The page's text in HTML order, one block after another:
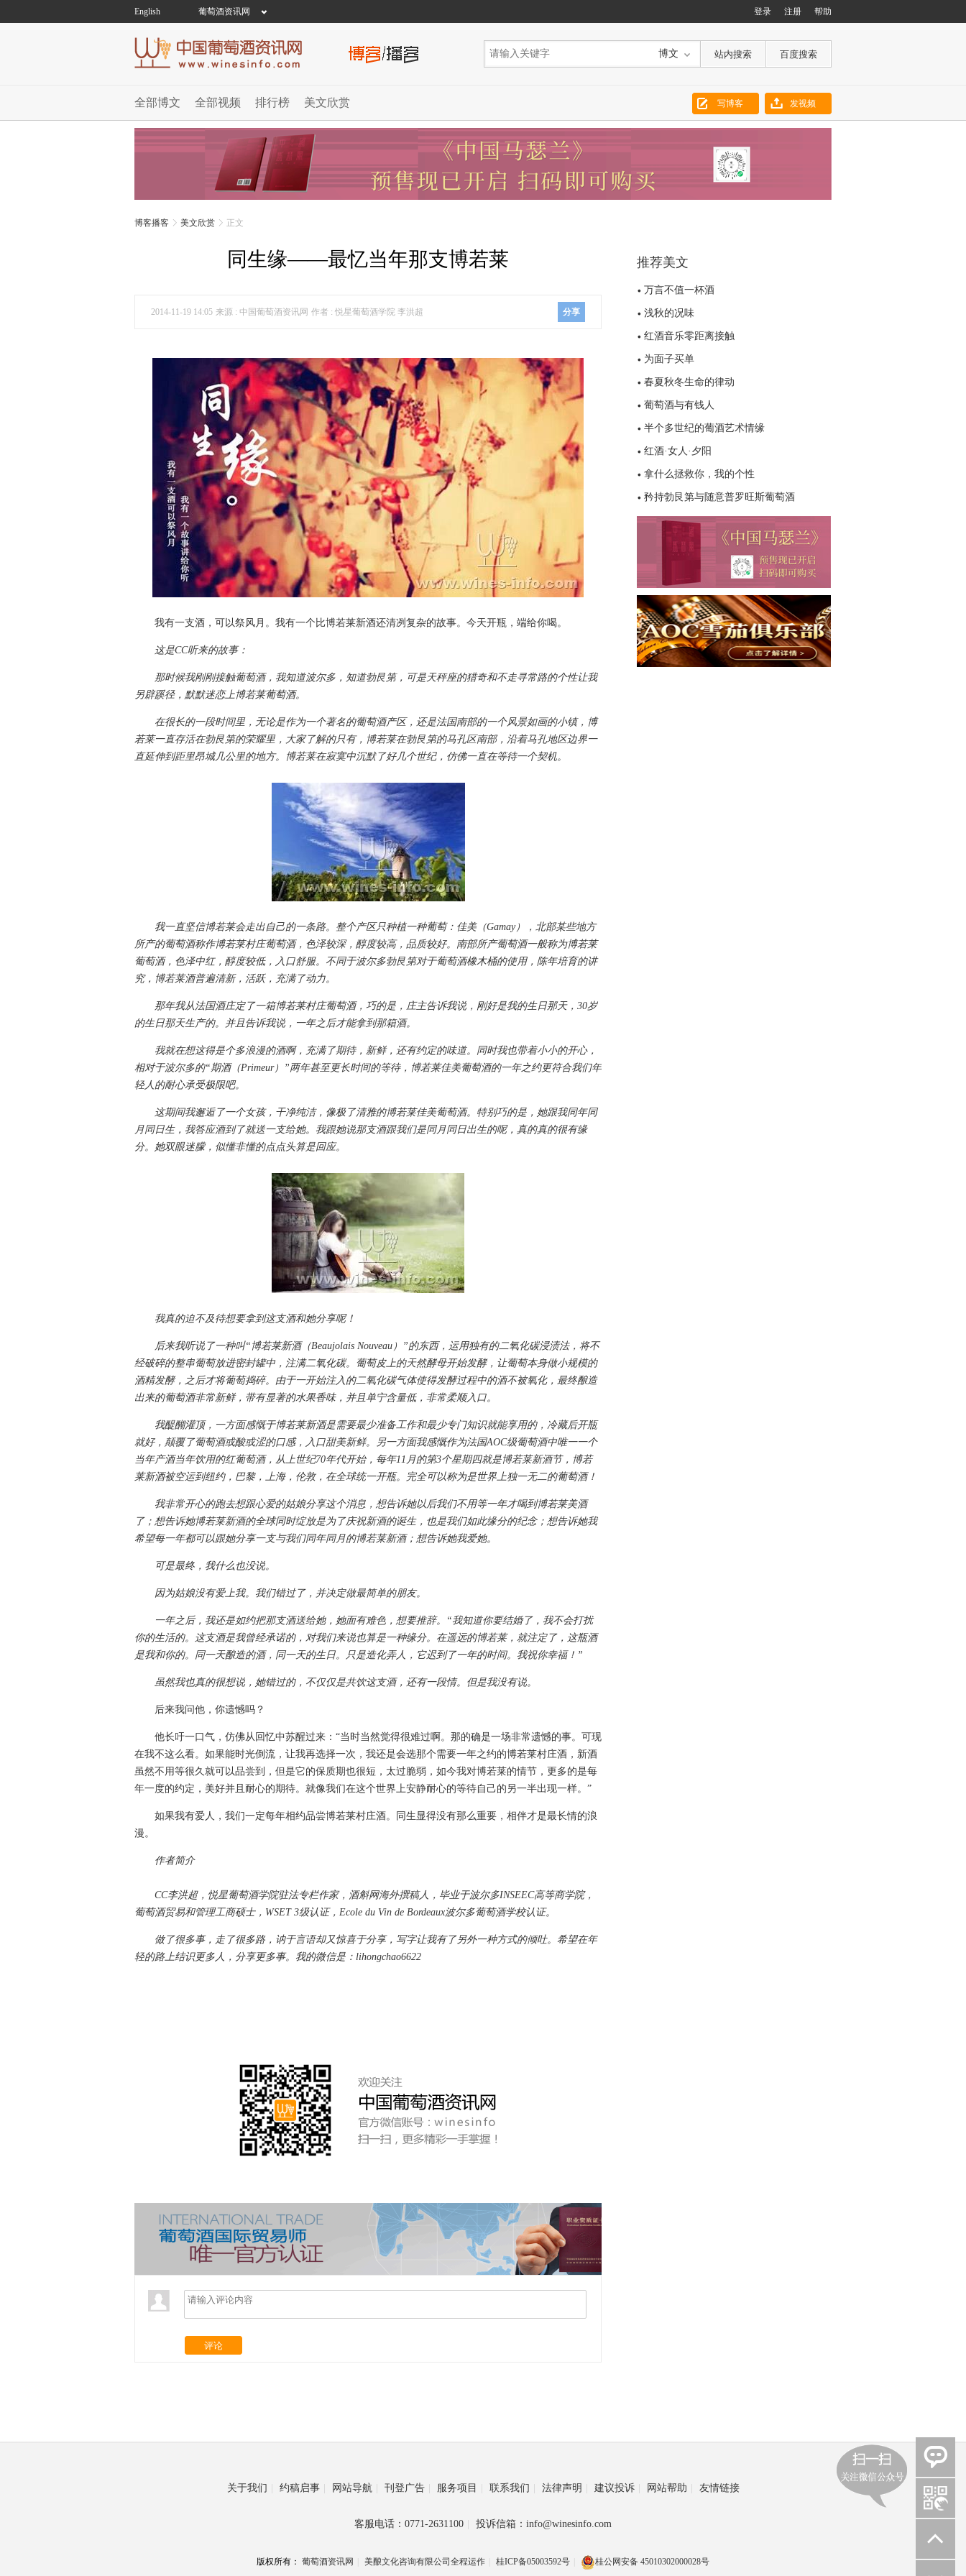
English 葡萄酒资讯网 帮助
注册
登录
博文
全部博文 全部视频 排行榜 美文欣赏 发视频
写博客
博客播客 美文欣赏 正文
同生缘——最忆当年那支博若莱
2014-11-19 14:05 来源 : 中国葡萄酒资讯网 作者 : 悦星葡萄酒学院 李洪超 分享
我有一支酒，可以祭风月。我有一个比博若莱新酒还清冽复杂的故事。今天开瓶，端给你喝。
这是CC听来的故事：
那时候我刚刚接触葡萄酒，我知道波尔多，知道勃艮第，可是天秤座的猎奇和不走寻常路的个性让我
另辟蹊径，默默迷恋上博若莱葡萄酒。
在很长的一段时间里，无论是作为一个著名的葡萄酒产区，还是法国南部的一个风景如画的小镇，博
若莱一直存活在勃艮第的荣耀里，大家了解的只有，博若莱在勃艮第的马孔区南部，沿着马孔地区边界一
直延伸到距里昂城几公里的地方。博若莱在寂寞中沉默了好几个世纪，仿佛一直在等待一个契机。
我一直坚信博若莱会走出自己的一条路。整个产区只种植一种葡萄：佳美（Gamay），北部某些地方
所产的葡萄酒称作博若莱村庄葡萄酒，色泽较深，醇度较高，品质较好。南部所产葡萄酒一般称为博若莱
葡萄酒，色泽中红，醇度较低，入口舒服。不同于波尔多勃艮第对于葡萄酒橡木桶的使用，陈年培育的讲
究，博若莱酒普遍清新，活跃，充满了动力。
那年我从法国酒庄定了一箱博若莱村庄葡萄酒，巧的是，庄主告诉我说，刚好是我的生日那天，30岁
的生日那天生产的。并且告诉我说，一年之后才能拿到那箱酒。
我就在想这得是个多浪漫的酒啊，充满了期待，新鲜，还有约定的味道。同时我也带着小小的开心，
相对于波尔多的“期酒（Primeur）”两年甚至更长时间的等待，博若莱佳美葡萄酒的一年之约更符合我们年
轻人的耐心承受极限吧。
这期间我邂逅了一个女孩，干净纯洁，像极了清雅的博若莱佳美葡萄酒。特别巧的是，她跟我同年同
月同日生，我答应酒到了就送一支给她。我跟她说那支酒跟我们是同月同日出生的呢，真的真的很有缘
分。她双眼迷朦，似懂非懂的点点头算是回应。
我真的迫不及待想要拿到这支酒和她分享呢！
后来我听说了一种叫“博若莱新酒（Beaujolais Nouveau）”的东西，运用独有的二氧化碳浸渍法，将不
经破碎的整串葡萄放进密封罐中，注满二氧化碳。葡萄皮上的天然酵母开始发酵，让葡萄本身做小规模的
酒精发酵，之后才将葡萄捣碎。由于一开始注入的二氧化碳气体使得发酵过程中的酒不被氧化，最终酿造
出来的葡萄酒非常新鲜，带有显著的水果香味，并且单宁含量低，非常柔顺入口。
我醍醐灌顶，一方面感慨于博若莱新酒是需要最少准备工作和最少专门知识就能享用的，冷藏后开瓶
就好，颠覆了葡萄酒或酸或涩的口感，入口甜美新鲜。另一方面我感慨作为法国AOC级葡萄酒中唯一一个
当年产酒当年饮用的红葡萄酒，从上世纪70年代开始，每年11月的第3个星期四就是博若莱新酒节，博若
莱新酒被空运到纽约，巴黎，上海，伦敦，在全球统一开瓶。完全可以称为是世界上独一无二的葡萄酒！
我非常开心的跑去想跟心爱的姑娘分享这个消息，想告诉她以后我们不用等一年才喝到博若莱美酒
了；想告诉她博若莱新酒的全球同时绽放是为了庆祝新酒的诞生，也是我们如此缘分的纪念；想告诉她我
希望每一年都可以跟她分享一支与我们同年同月的博若莱新酒；想告诉她我爱她。
可是最终，我什么也没说。
因为姑娘没有爱上我。我们错过了，并决定做最简单的朋友。
一年之后，我还是如约把那支酒送给她，她面有难色，想要推辞。“我知道你要结婚了，我不会打扰
你的生活的。这支酒是我曾经承诺的，对我们来说也算是一种缘分。在遥远的博若莱，就注定了，这瓶酒
是我和你的。同一天酿造的酒，同一天的生日。只是造化弄人，它迟到了一年的时间。我祝你幸福！”
虽然我也真的很想说，她错过的，不仅仅是共饮这支酒，还有一段情。但是我没有说。
后来我问他，你遗憾吗？
他长吁一口气，仿佛从回忆中苏醒过来：“当时当然觉得很难过啊。那的确是一场非常遗憾的事。可现
在我不这么看。如果能时光倒流，让我再选择一次，我还是会选那个需要一年之约的博若莱村庄酒，新酒
虽然不用等很久就可以品尝到，但是它的保质期也很短，太过脆弱，如今我对博若莱的情节，更多的是每
年一度的约定，美好并且耐心的期待。就像我们在这个世界上安静耐心的等待自己的另一半出现一样。”
如果我有爱人，我们一定每年相约品尝博若莱村庄酒。同生显得没有那么重要，相伴才是最长情的浪
漫。
作者简介
CC李洪超，悦星葡萄酒学院驻法专栏作家，酒斛网海外撰稿人，毕业于波尔多INSEEC高等商学院，
葡萄酒贸易和管理工商硕士，WSET 3级认证，Ecole du Vin de Bordeaux波尔多葡萄酒学校认证。
做了很多事，走了很多路，讷于言语却又惊喜于分享，写字让我有了另外一种方式的倾吐。希望在年
轻的路上结识更多人，分享更多事。我的微信是：lihongchao6622
评论
推荐美文
万言不值一杯酒
浅秋的况味
红酒音乐零距离接触
为面子买单
春夏秋冬生命的律动
葡萄酒与有钱人
半个多世纪的葡酒艺术情缘
红酒·女人·夕阳
拿什么拯救你，我的个性
矜持勃艮第与随意普罗旺斯葡萄酒
关于我们 约稿启事 网站导航 刊登广告 服务项目 联系我们 法律声明 建议投诉 网站帮助 友情链接
客服电话：0771-2631100 投诉信箱：info@winesinfo.com
版权所有： 葡萄酒资讯网 美酿文化咨询有限公司全程运作 桂ICP备05003592号 桂公网安备 45010302000028号